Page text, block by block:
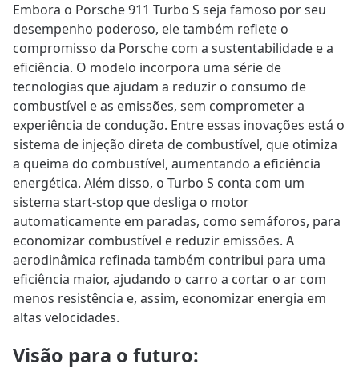
Embora o Porsche 911 Turbo S seja famoso por seu
desempenho poderoso, ele também reflete o
compromisso da Porsche com a sustentabilidade e a
eficiência. O modelo incorpora uma série de
tecnologias que ajudam a reduzir o consumo de
combustível e as emissões, sem comprometer a
experiência de condução. Entre essas inovações está o
sistema de injeção direta de combustível, que otimiza
a queima do combustível, aumentando a eficiência
energética. Além disso, o Turbo S conta com um
sistema start-stop que desliga o motor
automaticamente em paradas, como semáforos, para
economizar combustível e reduzir emissões. A
aerodinâmica refinada também contribui para uma
eficiência maior, ajudando o carro a cortar o ar com
menos resistência e, assim, economizar energia em
altas velocidades.
Visão para o futuro: